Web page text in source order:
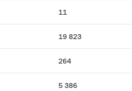
11
19 823
264
5 386